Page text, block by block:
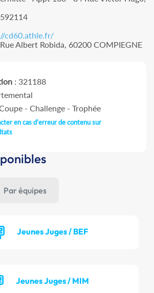
cd60.athle.fr/
Albert Robida, 60200 COMPIEGNE
: 321188
- Challenge - Trophée
en cas d'erreur de contenu sur
Par équipes
Jeunes Juges / BEF
Jeunes Juges / MIM